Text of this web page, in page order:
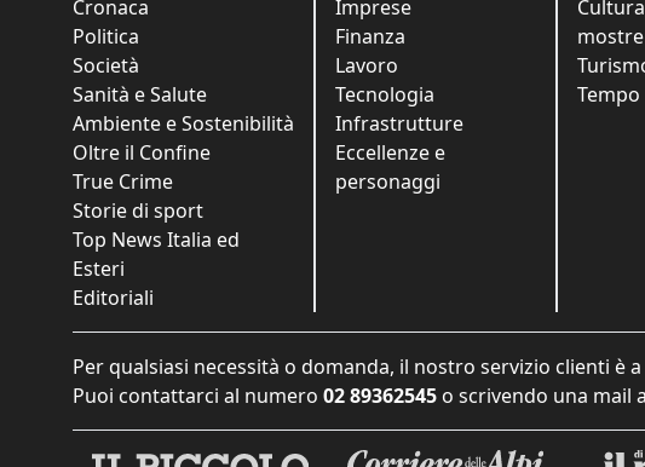
Cronaca
Politica
Società
Sanità e Salute
Ambiente e Sostenibilità
Oltre il Confine
True Crime
Storie di sport
Top News Italia ed
Esteri
Editoriali
Imprese
Finanza
Lavoro
Tecnologia
Infrastrutture
Eccellenze e
personaggi
mostre
Per qualsiasi necessità o domanda, il nostro servizio clienti è
Puoi contattarci al numero 02 89362545 o scrivendo una mail a